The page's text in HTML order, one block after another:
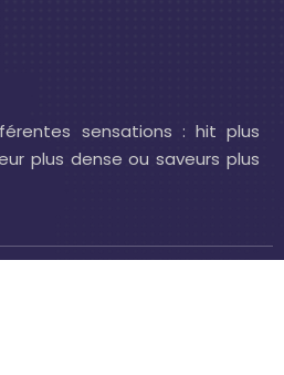
sensations : hit plus
plus dense ou saveurs plus